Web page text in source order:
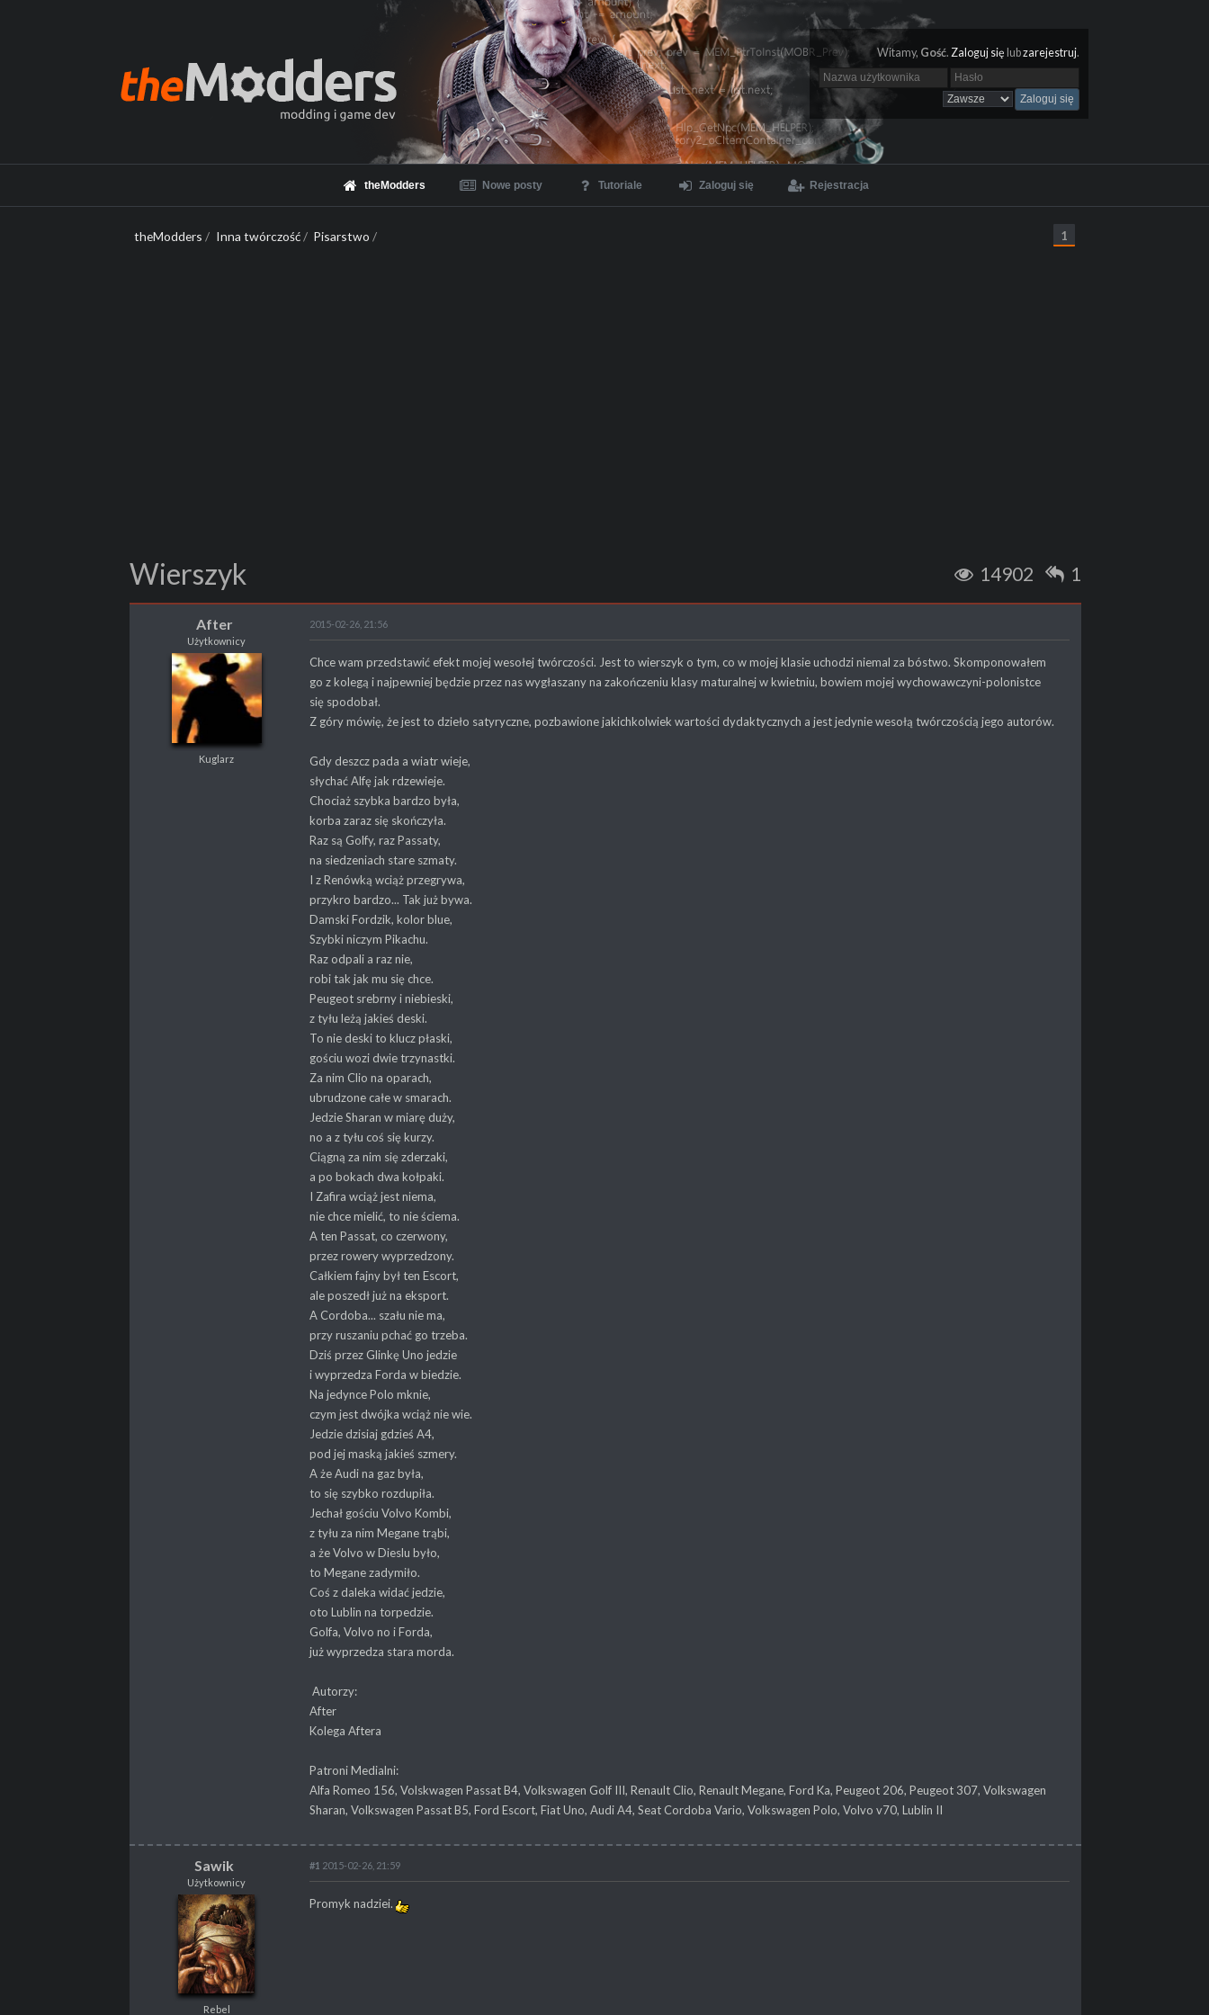
Witamy, Gość. Zaloguj się lubzarejestruj.
theModders Nowe posty Tutoriale Zaloguj się Rejestracja
theModders / Inna twórczość/ Pisarstwo / 1
Wierszyk 14902 1
After
After
Użytkownicy
Kuglarz
POSTY
Scenarzysta
Użytkownicy
Kuglarz
2015-02-26, 21:56
Chce wam przedstawić efekt mojej wesołej twórczości. Jest to wierszyk o tym, co w mojej klasie uchodzi niemal za bóstwo. Skomponowałem
go z kolegą i najpewniej będzie przez nas wygłaszany na zakończeniu klasy maturalnej w kwietniu, bowiem mojej wychowawczyni-polonistce
się spodobał.
Z góry mówię, że jest to dzieło satyryczne, pozbawione jakichkolwiek wartości dydaktycznych a jest jedynie wesołą twórczością jego autorów.
Gdy deszcz pada a wiatr wieje,
słychać Alfę jak rdzewieje.
Chociaż szybka bardzo była,
korba zaraz się skończyła.
Raz są Golfy, raz Passaty,
na siedzeniach stare szmaty.
I z Renówką wciąż przegrywa,
przykro bardzo... Tak już bywa.
Damski Fordzik, kolor blue,
Szybki niczym Pikachu.
Raz odpali a raz nie,
robi tak jak mu się chce.
Peugeot srebrny i niebieski,
z tyłu leżą jakieś deski.
To nie deski to klucz płaski,
gościu wozi dwie trzynastki.
Za nim Clio na oparach,
ubrudzone całe w smarach.
Jedzie Sharan w miarę duży,
no a z tyłu coś się kurzy.
Ciągną za nim się zderzaki,
a po bokach dwa kołpaki.
I Zafira wciąż jest niema,
nie chce mielić, to nie ściema.
A ten Passat, co czerwony,
przez rowery wyprzedzony.
Całkiem fajny był ten Escort,
ale poszedł już na eksport.
A Cordoba... szału nie ma,
przy ruszaniu pchać go trzeba.
Dziś przez Glinkę Uno jedzie
i wyprzedza Forda w biedzie.
Na jedynce Polo mknie,
czym jest dwójka wciąż nie wie.
Jedzie dzisiaj gdzieś A4,
pod jej maską jakieś szmery.
A że Audi na gaz była,
to się szybko rozdupiła.
Jechał gościu Volvo Kombi,
z tyłu za nim Megane trąbi,
a że Volvo w Dieslu było,
to Megane zadymiło.
Coś z daleka widać jedzie,
oto Lublin na torpedzie.
Golfa, Volvo no i Forda,
już wyprzedza stara morda.
Autorzy:
After
Kolega Aftera
Patroni Medialni:
Alfa Romeo 156, Volskwagen Passat B4, Volkswagen Golf III, Renault Clio, Renault Megane, Ford Ka, Peugeot 206, Peugeot 307, Volkswagen
Sharan, Volkswagen Passat B5, Ford Escort, Fiat Uno, Audi A4, Seat Cordoba Vario, Volkswagen Polo, Volvo v70, Lublin II
Sawik
Sawik
Użytkownicy
Rebel
Użytkownicy
Rebel
#1 2015-02-26, 21:59
Promyk nadziei.